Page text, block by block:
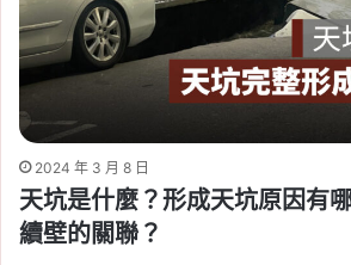
2024 年 3 月 8 日
天坑是什麼？形成天坑原因有
續壁的關聯？